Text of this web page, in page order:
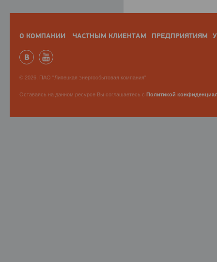
О КОМПАНИИ ЧАСТНЫМ КЛИЕНТАМ ПРЕДПРИЯТИЯМ
© 2026, ПАО "Липецкая энергосбытовая компания".
Оставаясь на данном ресурсе Вы соглашаетесь с Политикой